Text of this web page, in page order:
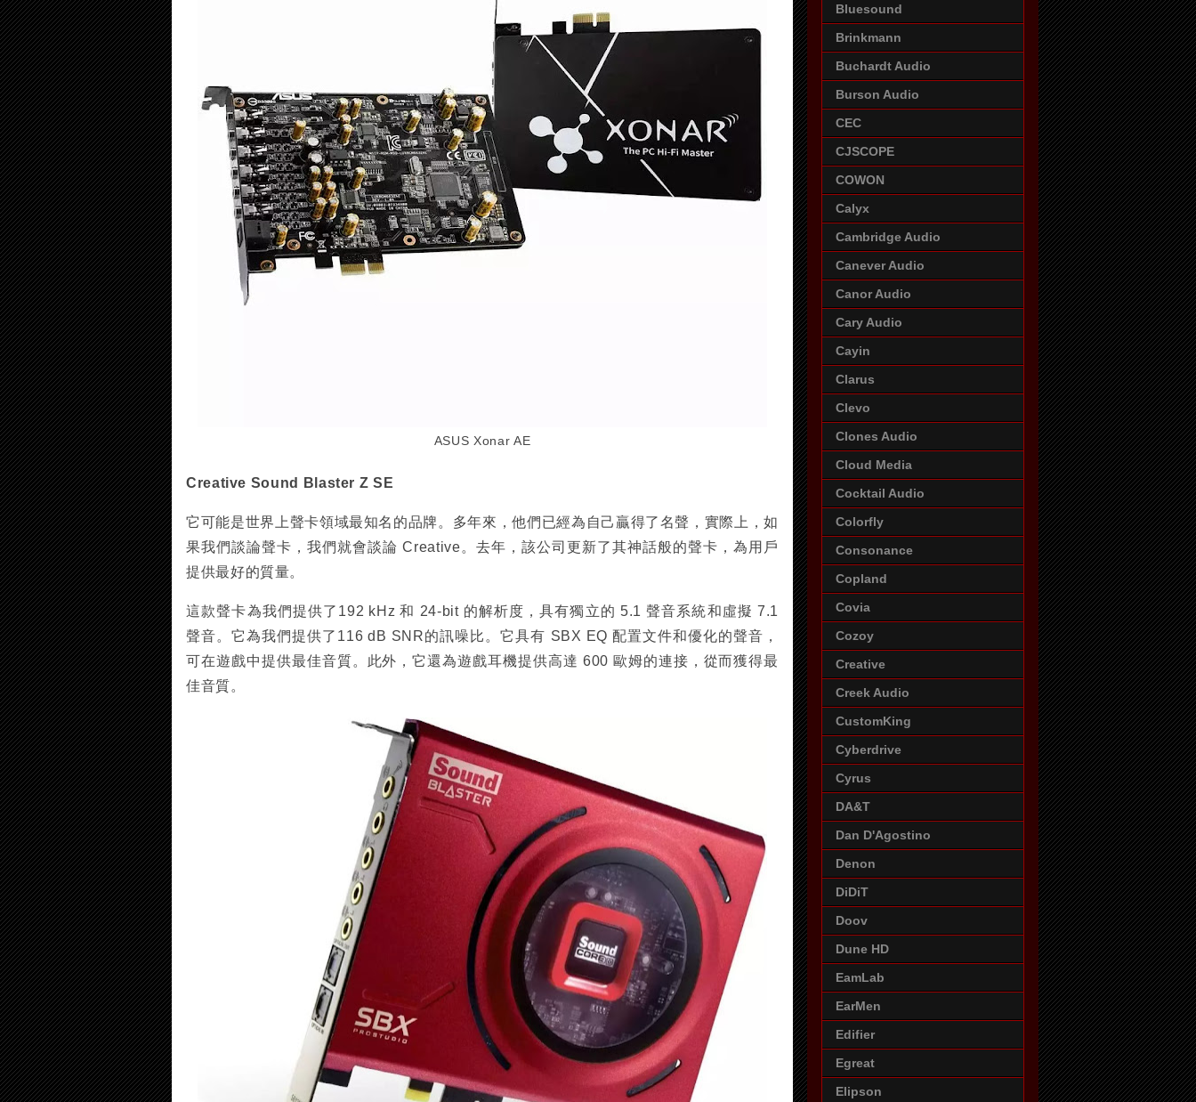
ASUS Xonar AE
Creative Sound Blaster Z SE
它可能是世界上聲卡領域最知名的品牌。多年來，他們已經為自己贏得了名聲，實際上，如
果我們談論聲卡，我們就會談論 Creative。去年，該公司更新了其神話般的聲卡，為用戶
提供最好的質量。
這款聲卡為我們提供了192 kHz 和 24-bit 的解析度，具有獨立的 5.1 聲音系統和虛擬 7.1
聲音。它為我們提供了116 dB SNR的訊噪比。它具有 SBX EQ 配置文件和優化的聲音，
可在遊戲中提供最佳音質。此外，它還為遊戲耳機提供高達 600 歐姆的連接，從而獲得最
佳音質。
Bluesound
Brinkmann
Buchardt Audio
Burson Audio
CEC
CJSCOPE
COWON
Calyx
Cambridge Audio
Canever Audio
Canor Audio
Cary Audio
Cayin
Clarus
Clevo
Clones Audio
Cloud Media
Cocktail Audio
Colorfly
Consonance
Copland
Covia
Cozoy
Creative
Creek Audio
CustomKing
Cyberdrive
Cyrus
DA&T
Dan D'Agostino
Denon
DiDiT
Doov
Dune HD
EamLab
EarMen
Edifier
Egreat
Elipson